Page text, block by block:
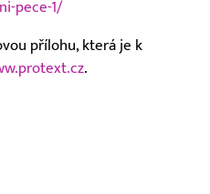
pece-1/
přílohu, která je k
.